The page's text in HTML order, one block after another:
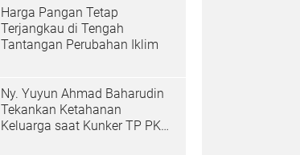
Harga Pangan Tetap
Terjangkau di Tengah
Tantangan Perubahan Iklim
Ny. Yuyun Ahmad Baharudin
Tekankan Ketahanan
Keluarga saat Kunker TP PKK